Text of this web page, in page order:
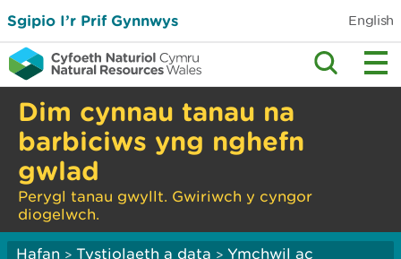
Sgipio I’r Prif Gynnwys English
Dim cynnau tanau na
barbiciws yng nghefn
gwlad
Perygl tanau gwyllt. Gwiriwch y cyngor
diogelwch.
Hafan > Tystiolaeth a data > Ymchwil ac